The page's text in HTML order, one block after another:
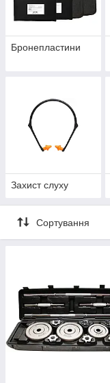
Бронепластини
Захист слуху
Сортування